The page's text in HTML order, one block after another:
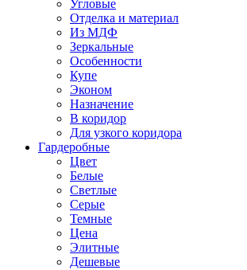
Угловые
Отделка и материал
Из МДФ
Зеркальные
Особенности
Купе
Эконом
Назначение
В коридор
Для узкого коридора
Гардеробные
Цвет
Белые
Светлые
Серые
Темные
Цена
Элитные
Дешевые